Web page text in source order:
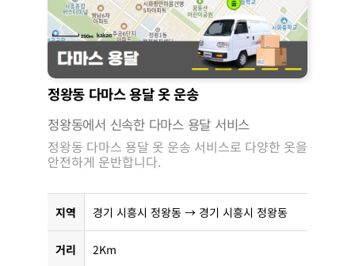
정왕동 다마스 용달 옷 운송
정왕동에서 신속한 다마스 용달 서비스
정왕동 다마스 용달 옷 운송 서비스로 다양한 옷을
안전하게 운반합니다.
지역 경기 시흥시 정왕동 → 경기 시흥시 정왕동
거리 2Km